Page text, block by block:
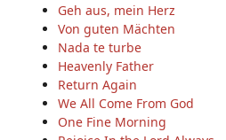
Geh aus, mein Herz
Von guten Mächten
Nada te turbe
Heavenly Father
Return Again
We All Come From God
One Fine Morning